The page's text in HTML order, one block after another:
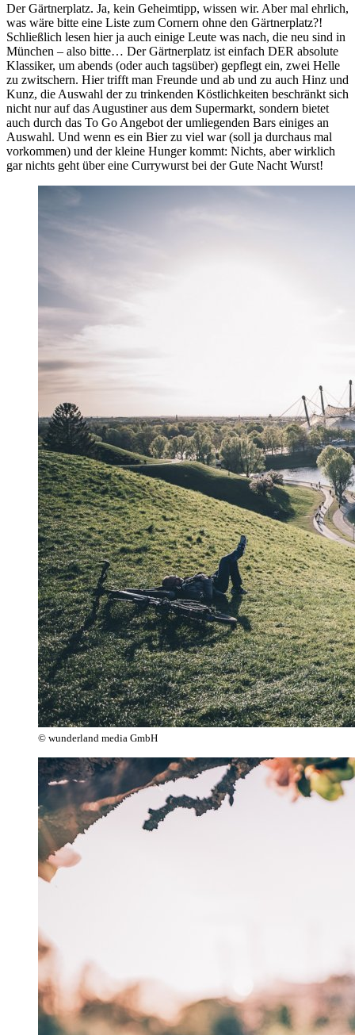
Der Gärtnerplatz. Ja, kein Geheimtipp, wissen wir. Aber mal ehrlich,
was wäre bitte eine Liste zum Cornern ohne den Gärtnerplatz?!
Schließlich lesen hier ja auch einige Leute was nach, die neu sind in
München – also bitte… Der Gärtnerplatz ist einfach DER absolute
Klassiker, um abends (oder auch tagsüber) gepflegt ein, zwei Helle
zu zwitschern. Hier trifft man Freunde und ab und zu auch Hinz und
Kunz, die Auswahl der zu trinkenden Köstlichkeiten beschränkt sich
nicht nur auf das Augustiner aus dem Supermarkt, sondern bietet
auch durch das To Go Angebot der umliegenden Bars einiges an
Auswahl. Und wenn es ein Bier zu viel war (soll ja durchaus mal
vorkommen) und der kleine Hunger kommt: Nichts, aber wirklich
gar nichts geht über eine Currywurst bei der Gute Nacht Wurst!
© wunderland media GmbH